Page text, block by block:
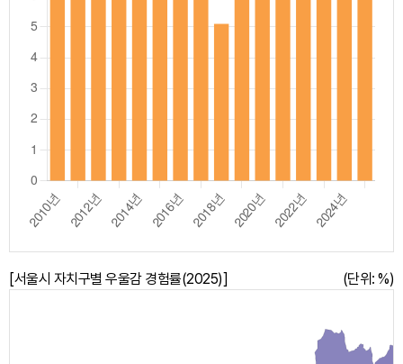
[서울시 자치구별 우울감 경험률(2025)] (단위: %)